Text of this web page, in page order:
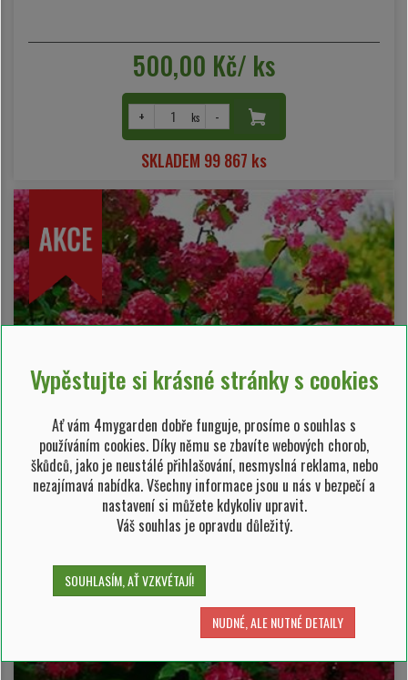
500,00 Kč/ ks
+ ks -
SKLADEM 99 867 ks
Vypěstujte si krásné stránky s cookies
Ať vám 4mygarden dobře funguje, prosíme o souhlas s
používáním cookies. Díky němu se zbavíte webových chorob,
škůdců, jako je neustálé přihlašování, nesmyslná reklama, nebo
nezajímavá nabídka. Všechny informace jsou u nás v bezpečí a
nastavení si můžete kdykoliv upravit.
Váš souhlas je opravdu důležitý.
SOUHLASÍM, AŤ VZKVÉTAJÍ!
NUDNÉ, ALE NUTNÉ DETAILY